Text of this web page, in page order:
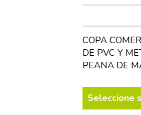
COPA
DE PVC Y
PEANA DE
Seleccione